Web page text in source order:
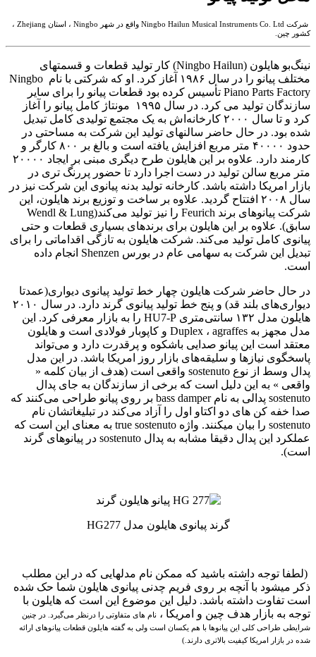
شرکت Ningbo Hailun Musical Instruments Co. Ltd واقع در شهر Ningbo ،‌ استان Zhejiang ،
کشور چین.
نینگ‌بو هایلون (Ningbo Hailun) کار تولید قطعات و قسمتهای
مختلف پیانو را در سال ۱۹۸۶ آغاز کرد. او که شرکتی با نام Ningbo
Piano Parts Factory تأسیس کرده بود قطعات پیانو را برای سایر
سازندگان تولید می کرد. در سال ۱۹۹۵ مونتاژ کامل پیانو را آغاز
کرد و تا سال ۲۰۰۰ کارخانه‌اش به یک مجتمع تولیدی کامل تبدیل
شده بود. در حال حاضر سالنهای تولید این شرکت به مساحتی در
حدود ۴۰۰۰۰ متر مربع افزایش یافته است و بالغ بر ۸۰۰ کارگر و
کارمند دارد. علاوه بر این هایلون طرح دیگری مبنی بر ایجاد ۲۰۰۰۰
متر مربع سالن تولید در دست اجرا دارد تا حضور پررنگ‌ تری در
بازار امریکا داشته باشد. کارخانه تولید بدنه پیانوی این شرکت نیز در
سال ۲۰۰۸ افتتاح گردید. علاوه بر ساخت و توزیع برند هایلون، این
شرکت پیانوهای برند Feurich را نیز تولید می‌کند(Wendl & Lung
سابق). علاوه بر این هایلون برای برندهای بسیاری قطعات و حتی
پیانوی کامل تولید می‌کند. شرکت هایلون به تازگی اقداماتی را برای
تبدیل این شرکت به سهامی عام در بورس Shenzen انجام داده
است.
در حال حاضر شرکت هایلون چهار خط تولید پیانوی دیواری(‌عمدتا
دیواری‌های بلند قد) و پنج خط تولید پیانوی گرند دارد. در سال ۲۰۱۰
هایلون مدل ۱۳۲ سانتی‌متری HU7-P را به بازار معرفی کرد. این
مدل مجهز به Duplex ، agraffes و کاپوبار فولادی است و هایلون
معتقد است این پیانو صدایی باشکوه و پرقدرت دارد و می‌تواند
پاسخگوی نیازها و سلیقه‌های بازار روز امریکا باشد. در این مدل
پدال وسط از نوع sostenuto واقعی است ‌(هدف از بیان کلمه «
واقعی » به این دلیل است که برخی از سازندگان به جای پدال
sostenuto پدالی به نام bass damper بر روی پیانو طراحی می‌کنند که
صدا خفه کن های دو اکتاو اول را آزاد می‌کند در تبلیغاتشان نام
sostenuto را بیان میکنند. واژه true sostenuto به معنای این است که
عملکرد این پدال دقیقا مشابه به پدال sostenuto در پیانوهای گرند
است).
گرند پیانوی هایلون مدل HG277
(‌لطفا توجه داشته باشید که ممکن نام مدلهایی که در این مطلب
ذکر میشود با آنچه بر روی فریم چدنی پیانوی هایلون شما حک شده
است تفاوت داشته باشد. دلیل این موضوع این است که هایلون با
توجه به بازار هدف چین و امریکا ، نام های متفاوتی را درنظر می‌گیرد. در چنین
شرایطی طراحی کلی این پیانوها با هم یکسان است ولی به گفته هایلون قطعات پیانوهای ارائه
شده در بازار امریکا کیفیت بالاتری دارند.)